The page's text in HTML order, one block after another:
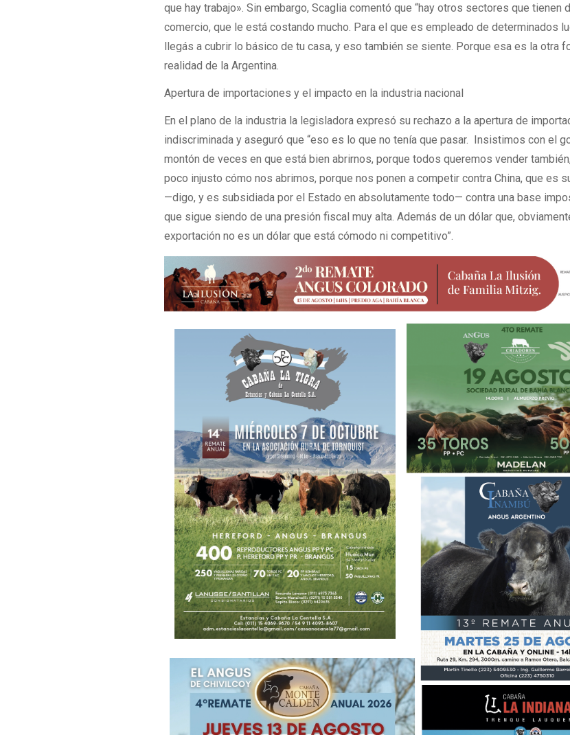
que hay trabajo». Sin embargo, Scaglia comentó que “hay otros sectores que tienen
comercio, que le está costando mucho. Para el que es empleado de determinados
llegás a cubrir lo básico de tu casa, y eso también se siente. Porque esa es la otra
realidad de la Argentina.
Apertura de importaciones y el impacto en la industria nacional
En el plano de la industria la legisladora expresó su rechazo a la apertura de
indiscriminada y aseguró que “eso es lo que no tenía que pasar. Insistimos con el
montón de veces en que está bien abrirnos, porque todos queremos vender
poco injusto cómo nos abrimos, porque nos ponen a competir contra China, que es
—digo, y es subsidiada por el Estado en absolutamente todo— contra una base
que sigue siendo de una presión fiscal muy alta. Además de un dólar que,
exportación no es un dólar que está cómodo ni competitivo”.